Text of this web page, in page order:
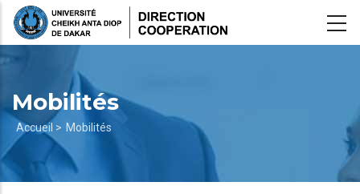
Aller
Mobilités
Fil
d'Ariane
Accueil > Mobilités